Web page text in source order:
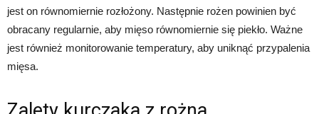
jest on równomiernie rozłożony. Następnie rożen powinien być
obracany regularnie, aby mięso równomiernie się piekło. Ważne
jest również monitorowanie temperatury, aby uniknąć przypalenia
mięsa.